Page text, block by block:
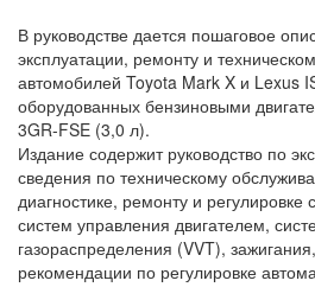
В руководстве дается пошаговое
эксплуатации, ремонту и
автомобилей Toyota Mark X и Lexus
оборудованных бензиновыми
3GR-FSE (3,0 л).
Издание содержит руководство по
сведения по техническому
диагностике, ремонту и регулировке
систем управления двигателем,
газораспределения (VVT),
рекомендации по регулировке